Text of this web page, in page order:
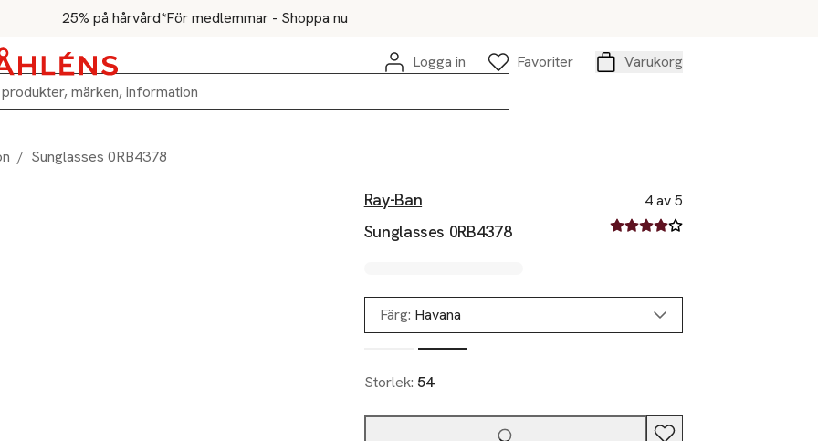
25% på hårvård*För medlemmar - Shoppa nu
Logga in
Favoriter
Varukorg
/ Sunglasses 0RB4378
Ray-Ban
Sunglasses 0RB4378
4 av 5
4 av fem stjärnor
Färg: Havana
Storlek: 54